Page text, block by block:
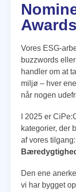
Vores ESG-
buzzwords
handler om at
miljø – hver
når nogen
I 2025 er
kategorier, der
af vores tilgang:
Den ene
vi har bygget